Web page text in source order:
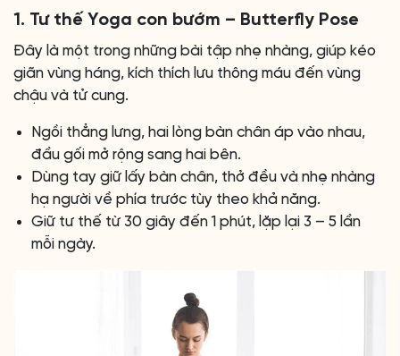
1. Tư thế Yoga con bướm – Butterfly Pose
Đây là một trong những bài tập nhẹ nhàng, giúp kéo
giãn vùng háng, kích thích lưu thông máu đến vùng
chậu và tử cung.
Ngồi thẳng lưng, hai lòng bàn chân áp vào nhau,
đầu gối mở rộng sang hai bên.
Dùng tay giữ lấy bàn chân, thở đều và nhẹ nhàng
hạ người về phía trước tùy theo khả năng.
Giữ tư thế từ 30 giây đến 1 phút, lặp lại 3 – 5 lần
mỗi ngày.